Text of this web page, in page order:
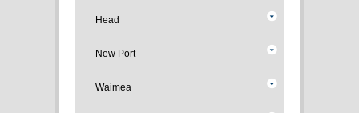
Head
New Port
Waimea